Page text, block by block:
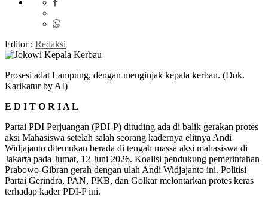
Editor : Redaksi
Prosesi adat Lampung, dengan menginjak kepala kerbau. (Dok.
Karikatur by AI)
E D I T O R I A L
Partai PDI Perjuangan (PDI-P) dituding ada di balik gerakan protes
aksi Mahasiswa setelah salah seorang kadernya elitnya Andi
Widjajanto ditemukan berada di tengah massa aksi mahasiswa di
Jakarta pada Jumat, 12 Juni 2026. Koalisi pendukung pemerintahan
Prabowo-Gibran gerah dengan ulah Andi Widjajanto ini. Politisi
Partai Gerindra, PAN, PKB, dan Golkar melontarkan protes keras
terhadap kader PDI-P ini.